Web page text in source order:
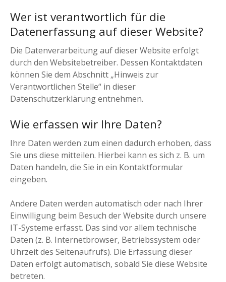
Wer ist verantwortlich für die
Datenerfassung auf dieser Website?
Die Datenverarbeitung auf dieser Website erfolgt
durch den Websitebetreiber. Dessen Kontaktdaten
können Sie dem Abschnitt „Hinweis zur
Verantwortlichen Stelle“ in dieser
Datenschutzerklärung entnehmen.
Wie erfassen wir Ihre Daten?
Ihre Daten werden zum einen dadurch erhoben, dass
Sie uns diese mitteilen. Hierbei kann es sich z. B. um
Daten handeln, die Sie in ein Kontaktformular
eingeben.
Andere Daten werden automatisch oder nach Ihrer
Einwilligung beim Besuch der Website durch unsere
IT-Systeme erfasst. Das sind vor allem technische
Daten (z. B. Internetbrowser, Betriebssystem oder
Uhrzeit des Seitenaufrufs). Die Erfassung dieser
Daten erfolgt automatisch, sobald Sie diese Website
betreten.